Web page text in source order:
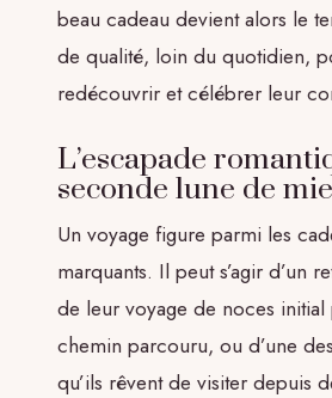
beau cadeau devient alors le
de qualité, loin du quotidien,
redécouvrir et célébrer leur
L’escapade
seconde lune de
Un voyage figure parmi les
marquants. Il peut s’agir d’un
de leur voyage de noces
chemin parcouru, ou d’une
qu’ils rêvent de visiter depuis